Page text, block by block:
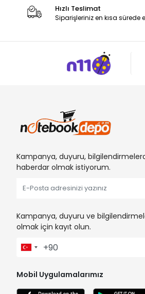
Hızlı Teslimat
Siparişleriniz en kısa sürede
Kampanya, duyuru,
haberdar olmak istiyorum.
Kampanya, duyuru ve
olmak için kayıt olun.
Mobil Uygulamalarımız